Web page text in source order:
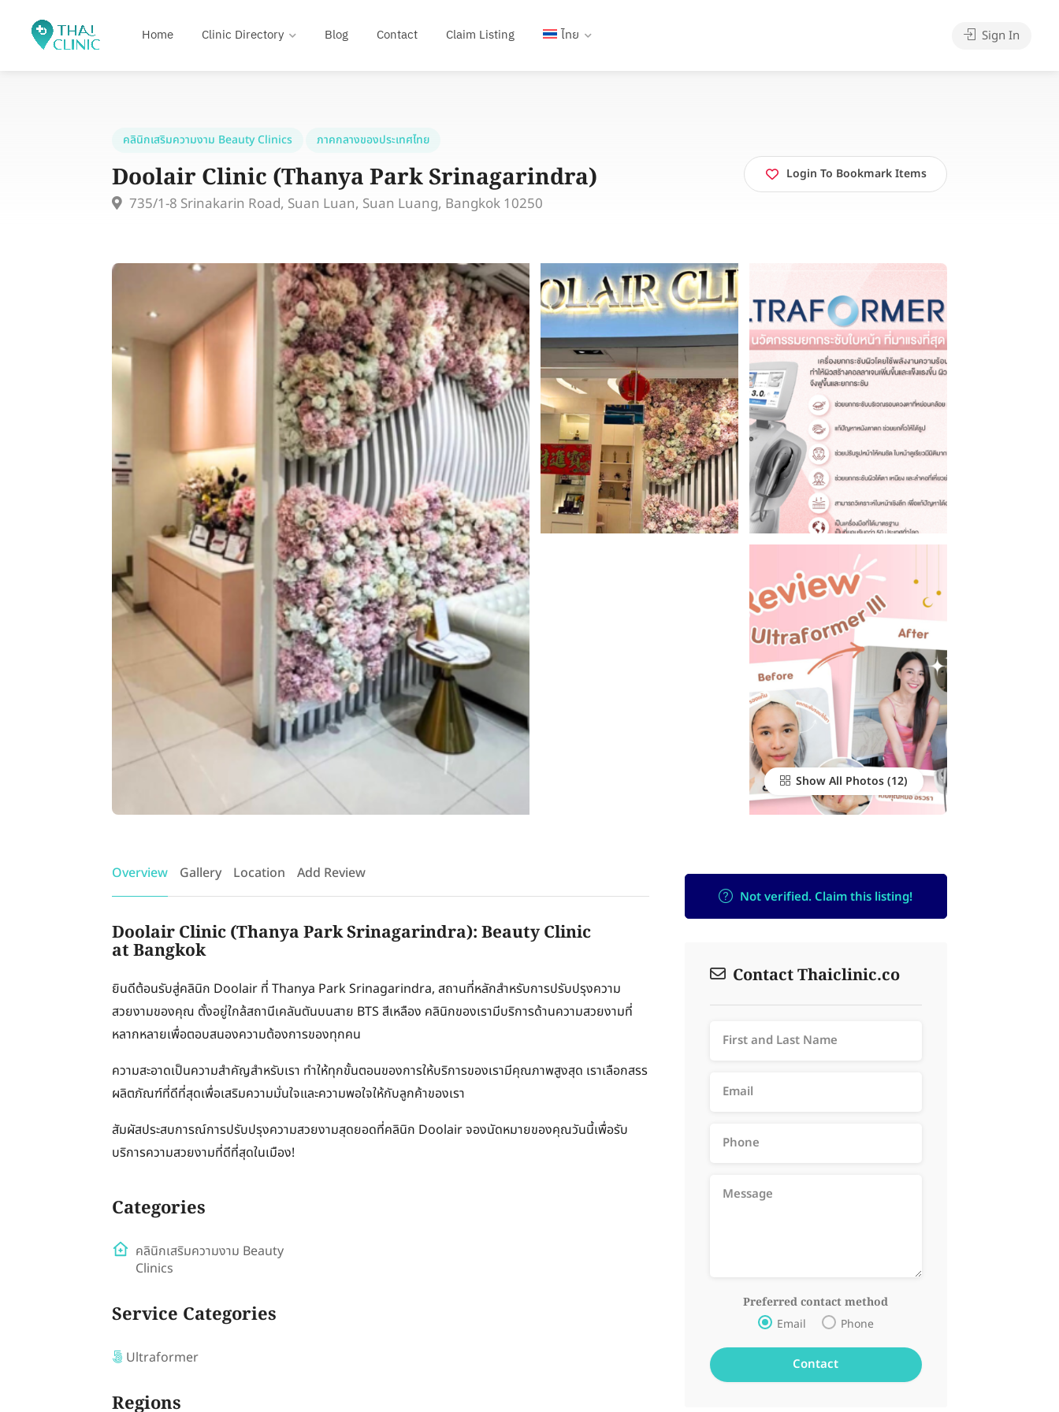
Home Clinic Directory Blog Contact Claim Listing ไทย Sign In
คลินิกเสริมความงาม Beauty Clinics ภาคกลางของประเทศไทย
Doolair Clinic (Thanya Park Srinagarindra)
735/1-8 Srinakarin Road, Suan Luan, Suan Luang, Bangkok 10250
Login To Bookmark Items
Show All Photos
Overview Gallery Location Add Review
Doolair Clinic (Thanya Park Srinagarindra): Beauty Clinic
at Bangkok
ยินดีต้อนรับสู่คลินิก Doolair ที่ Thanya Park Srinagarindra, สถานที่หลักสำหรับการปรับปรุงความ
สวยงามของคุณ ตั้งอยู่ใกล้สถานีเคลันตันบนสาย BTS สีเหลือง คลินิกของเรามีบริการด้านความสวยงามที่
หลากหลายเพื่อตอบสนองความต้องการของทุกคน
ความสะอาดเป็นความสำคัญสำหรับเรา ทำให้ทุกขั้นตอนของการให้บริการของเรามีคุณภาพสูงสุด เราเลือกสรร
ผลิตภัณฑ์ที่ดีที่สุดเพื่อเสริมความมั่นใจและความพอใจให้กับลูกค้าของเรา
สัมผัสประสบการณ์การปรับปรุงความสวยงามสุดยอดที่คลินิก Doolair จองนัดหมายของคุณวันนี้เพื่อรับ
บริการความสวยงามที่ดีที่สุดในเมือง!
Categories
คลินิกเสริมความงาม Beauty
Clinics
Service Categories
Ultraformer
Regions
Not verified. Claim this listing!
Contact Thaiclinic.co
Preferred contact method
Email Phone